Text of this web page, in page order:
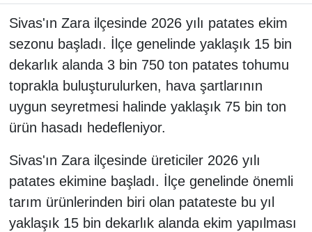
Sivas'ın Zara ilçesinde 2026 yılı patates ekim
sezonu başladı. İlçe genelinde yaklaşık 15 bin
dekarlık alanda 3 bin 750 ton patates tohumu
toprakla buluşturulurken, hava şartlarının
uygun seyretmesi halinde yaklaşık 75 bin ton
ürün hasadı hedefleniyor.
Sivas'ın Zara ilçesinde üreticiler 2026 yılı
patates ekimine başladı. İlçe genelinde önemli
tarım ürünlerinden biri olan patateste bu yıl
yaklaşık 15 bin dekarlık alanda ekim yapılması